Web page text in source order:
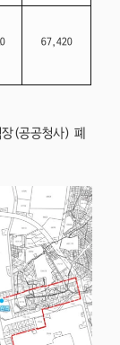
67,420
(공공청사) 폐